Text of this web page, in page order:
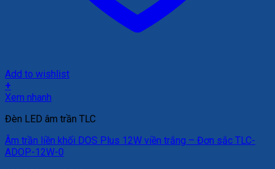
Add to wishlist
+
Xem nhanh
Đèn LED âm trần TLC
Âm trần liền khối DOS Plus 12W viền trắng – Đơn sắc TLC-
ADOP-12W-0